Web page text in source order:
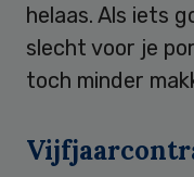
helaas. Als iets
slecht voor je
toch minder